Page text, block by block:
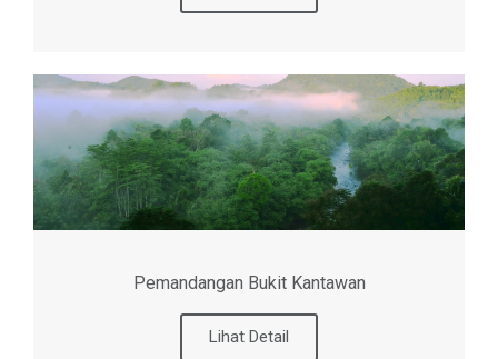
Pemandangan Bukit Kantawan
Lihat Detail